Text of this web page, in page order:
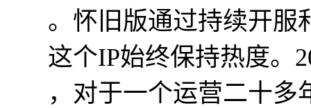
。怀旧版通过持续开服
这个IP始终保持热度。
，对于一个运营二十